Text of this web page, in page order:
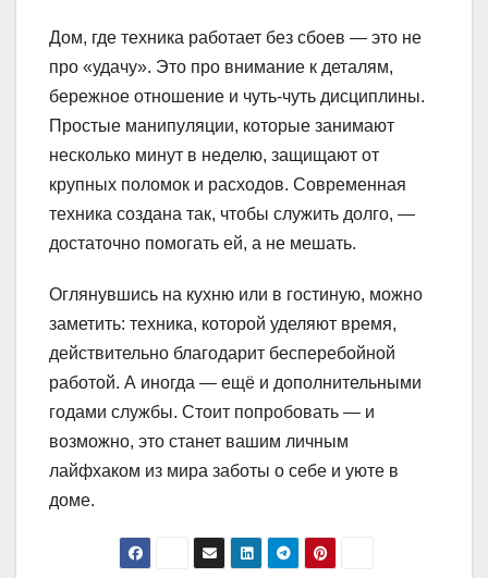
Дом, где техника работает без сбоев — это не
про «удачу». Это про внимание к деталям,
бережное отношение и чуть-чуть дисциплины.
Простые манипуляции, которые занимают
несколько минут в неделю, защищают от
крупных поломок и расходов. Современная
техника создана так, чтобы служить долго, —
достаточно помогать ей, а не мешать.
Оглянувшись на кухню или в гостиную, можно
заметить: техника, которой уделяют время,
действительно благодарит бесперебойной
работой. А иногда — ещё и дополнительными
годами службы. Стоит попробовать — и
возможно, это станет вашим личным
лайфхаком из мира заботы о себе и уюте в
доме.